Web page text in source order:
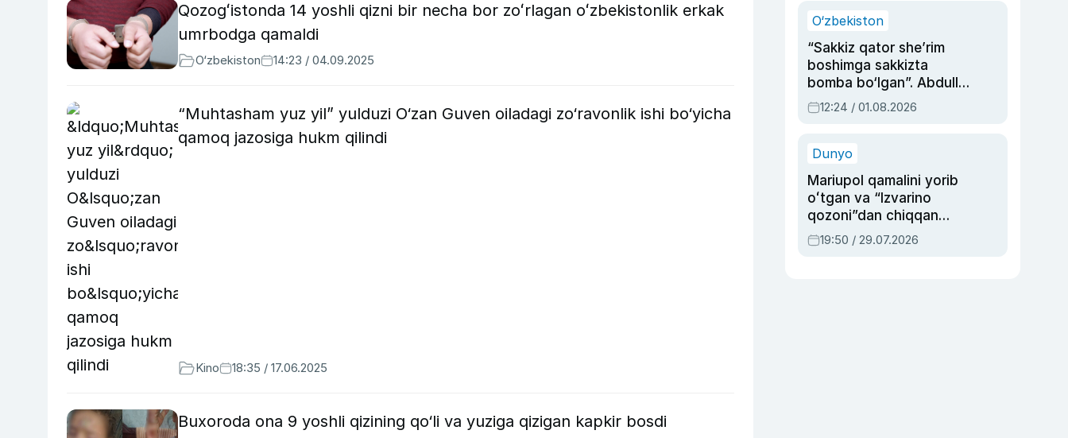
Qozogʻistonda 14 yoshli qizni bir necha bor zoʻrlagan oʻzbekistonlik erkak
umrbodga qamaldi
O‘zbekiston 14:23 / 04.09.2025
“Muhtasham yuz yil” yulduzi O‘zan Guven oiladagi zo‘ravonlik ishi bo‘yicha
qamoq jazosiga hukm qilindi
Kino 18:35 / 17.06.2025
Buxoroda ona 9 yoshli qizining qo‘li va yuziga qizigan kapkir bosdi
O‘zbekiston
“Sakkiz qator she’rim
boshimga sakkizta
bomba bo‘lgan”. Abdulla
Oripovni siyosiy
ayblovlardan asrab
12:24 / 01.08.2026
Dunyo
Mariupol qamalini yorib
oʻtgan va “Izvarino
qozoni”dan chiqqan
qahramon — Ukraina
armiyasi bosh
19:50 / 29.07.2026